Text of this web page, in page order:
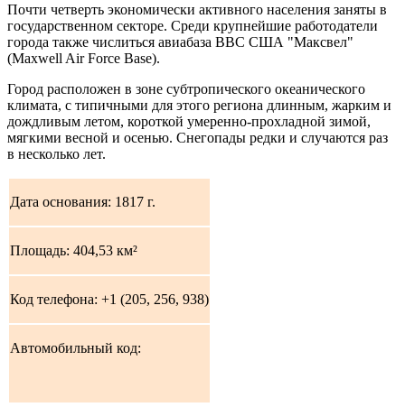
Почти четверть экономически активного населения заняты в
государственном секторе. Среди крупнейшие работодатели
города также числиться авиабаза ВВС США "Максвел"
(Maxwell Air Force Base).
Город расположен в зоне субтропического океанического
климата, с типичными для этого региона длинным, жарким и
дождливым летом, короткой умеренно-прохладной зимой,
мягкими весной и осенью. Снегопады редки и случаются раз
в несколько лет.
Дата основания: 1817 г.
Площадь: 404,53 км²
Код телефона: +1 (205, 256, 938)
Автомобильный код: